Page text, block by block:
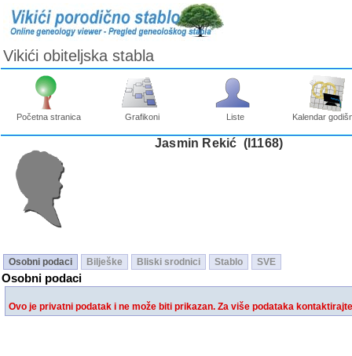
Vikići obiteljska stabla
Početna stranica Grafikoni Liste Kalendar
Jasmin Rekić ‎(I1168)‎
Osobni podaci Bilješke Bliski srodnici Stablo SVE
Osobni podaci
Ovo je privatni podatak i ne može biti prikazan. Za više podataka